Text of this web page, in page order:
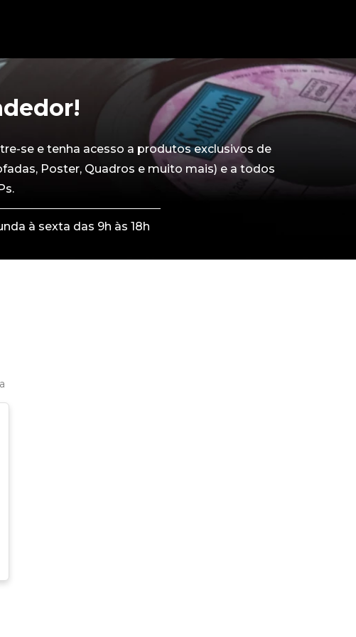
se e tenha acesso a produtos exclusivos de
Poster, Quadros e muito mais) e a todos
à sexta das 9h às 18h